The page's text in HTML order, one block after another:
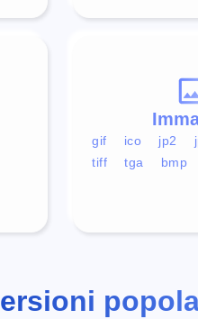
gif ico jp2
tiff
tga bmp